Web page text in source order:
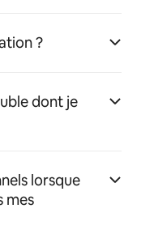
?
dont je
lorsque
mes